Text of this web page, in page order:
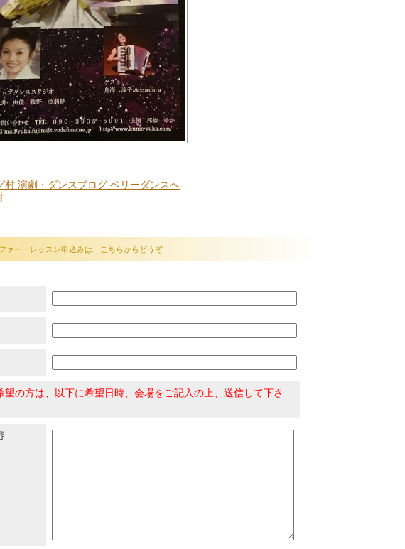
ァー・レッスン申込みは、こちらからどうぞ
の方は、以下に希望日時、会場をご記入の上、送信して下さ